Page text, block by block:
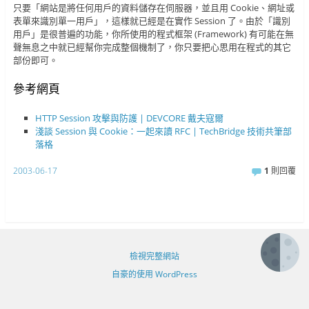
只要「網站是將任何用戶的資料儲存在伺服器，並且用 Cookie、網址或
表單來識別單一用戶」，這樣就已經是在實作 Session 了。由於「識別
用戶」是很普遍的功能，你所使用的程式框架 (Framework) 有可能在無
聲無息之中就已經幫你完成整個機制了，你只要把心思用在程式的其它
部份即可。
參考網頁
HTTP Session 攻擊與防護 | DEVCORE 戴夫寇爾
淺談 Session 與 Cookie：一起來讀 RFC | TechBridge 技術共筆部
落格
2003-06-17 1 則回覆
檢視完整網站
自豪的使用 WordPress